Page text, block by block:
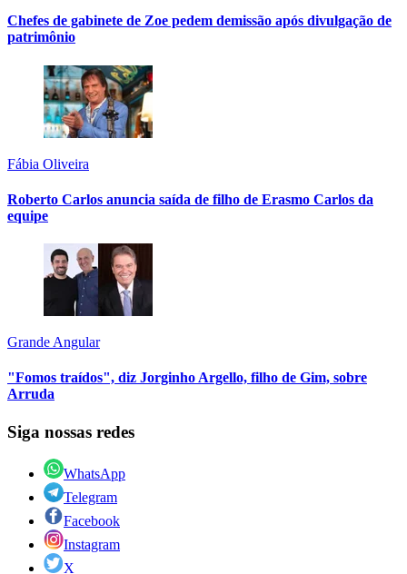
Chefes de gabinete de Zoe pedem demissão após divulgação de
patrimônio
Fábia Oliveira
Roberto Carlos anuncia saída de filho de Erasmo Carlos da
equipe
Grande Angular
"Fomos traídos", diz Jorginho Argello, filho de Gim, sobre
Arruda
Siga nossas redes
WhatsApp
Telegram
Facebook
Instagram
X